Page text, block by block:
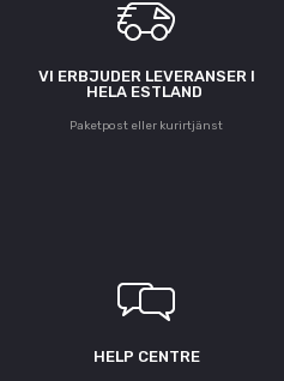
VI ERBJUDER LEVERANSER I
HELA ESTLAND
Paketpost eller kurirtjänst
HELP CENTRE